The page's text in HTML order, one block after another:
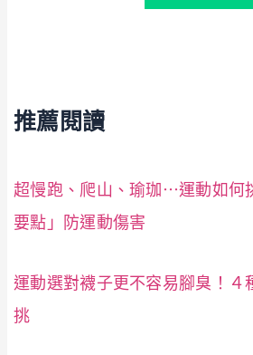
推薦閱讀
超慢跑、爬山、瑜珈⋯運動如何
要點」防運動傷害
運動選對襪子更不容易腳臭！４
挑